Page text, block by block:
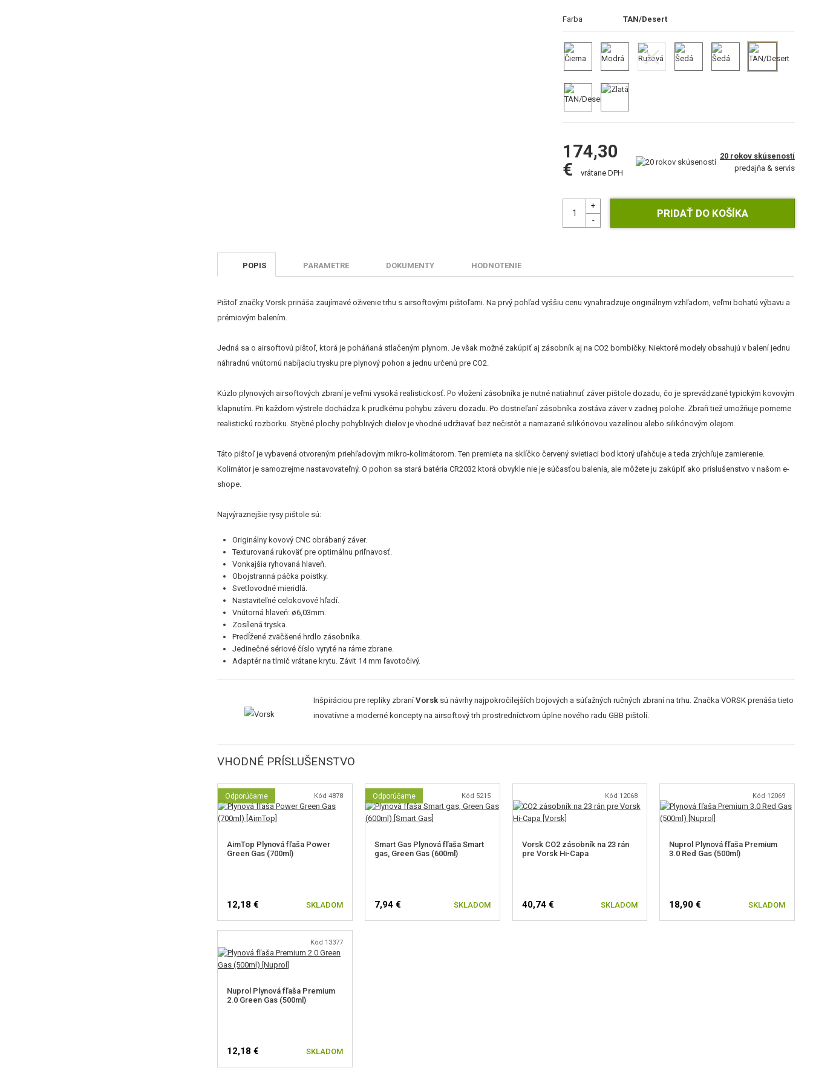
Farba TAN/Desert
174,30
€
vrátane DPH
20 rokov skúseností
predajňa & servis
POPIS PARAMETRE DOKUMENTY HODNOTENIE
Pištoľ značky Vorsk prináša zaujímavé oživenie trhu s airsoftovými pištoľami. Na prvý pohľad vyššiu cenu vynahradzuje originálnym vzhľadom, veľmi bohatú výbavu a
prémiovým balením.
Jedná sa o airsoftovú pištoľ, ktorá je poháňaná stlačeným plynom. Je však možné zakúpiť aj zásobník aj na CO2 bombičky. Niektoré modely obsahujú v balení jednu
náhradnú vnútornú nabíjaciu trysku pre plynový pohon a jednu určenú pre CO2.
Kúzlo plynových airsoftových zbraní je veľmi vysoká realistickosť. Po vložení zásobníka je nutné natiahnuť záver pištole dozadu, čo je sprevádzané typickým kovovým
klapnutím. Pri každom výstrele dochádza k prudkému pohybu záveru dozadu. Po dostrieľaní zásobníka zostáva záver v zadnej polohe. Zbraň tiež umožňuje pomerne
realistickú rozborku. Styčné plochy pohyblivých dielov je vhodné udržiavať bez nečistôt a namazané silikónovou vazelínou alebo silikónovým olejom.
Táto pištoľ je vybavená otvoreným priehľadovým mikro-kolimátorom. Ten premieta na sklíčko červený svietiaci bod ktorý uľahčuje a teda zrýchľuje zamierenie.
Kolimátor je samozrejme nastavovateľný. O pohon sa stará batéria CR2032 ktorá obvykle nie je súčasťou balenia, ale môžete ju zakúpiť ako príslušenstvo v našom e-
shope.
Najvýraznejšie rysy pištole sú:
Originálny kovový CNC obrábaný záver.
Texturovaná rukoväť pre optimálnu priľnavosť.
Vonkajšia ryhovaná hlaveň.
Obojstranná páčka poistky.
Svetlovodné mieridlá.
Nastaviteľné celokovové hľadí.
Vnútorná hlaveň: ø6,03mm.
Zosílená tryska.
Predĺžené zväčšené hrdlo zásobníka.
Jedinečné sériové číslo vyryté na ráme zbrane.
Adaptér na tlmič vrátane krytu. Závit 14 mm ľavotočivý.
Inšpiráciou pre repliky zbraníVorsk sú návrhy najpokročilejších bojových a súťažných ručných zbraní na trhu. Značka VORSK prenáša tieto
inovatívne a moderné koncepty na airsoftový trh prostredníctvom úplne nového radu GBB pištolí.
VHODNÉ PRÍSLUŠENSTVO
Odporúčame Kód 4878
AimTop Plynová fľaša Power
Green Gas (700ml)
12,18 € SKLADOM
Odporúčame Kód 5215
Smart Gas Plynová fľaša Smart
gas, Green Gas (600ml)
7,94 € SKLADOM
Kód 12068
Vorsk CO2 zásobník na 23 rán
pre Vorsk Hi-Capa
40,74 € SKLADOM
Kód 12069
Nuprol Plynová fľaša Premium
3.0 Red Gas (500ml)
18,90 € SKLADOM
Kód 13377
Nuprol Plynová fľaša Premium
2.0 Green Gas (500ml)
12,18 € SKLADOM